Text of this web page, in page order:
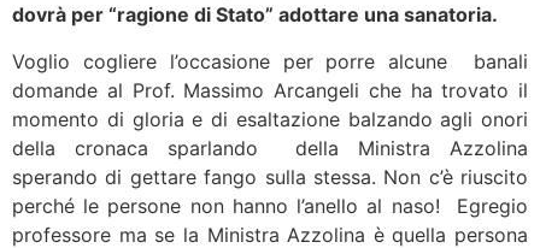
dovrà per “ragione di Stato” adottare una sanatoria.
Voglio cogliere l’occasione per porre alcune banali
domande al Prof. Massimo Arcangeli che ha trovato il
momento di gloria e di esaltazione balzando agli onori
della cronaca sparlando della Ministra Azzolina
sperando di gettare fango sulla stessa. Non c’è riuscito
perché le persone non hanno l’anello al naso! Egregio
professore ma se la Ministra Azzolina è quella persona